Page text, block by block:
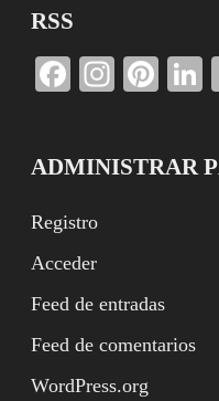
RSS
Facebook
ADMINISTRAR
Registro
Acceder
Feed de entradas
Feed de comentarios
WordPress.org